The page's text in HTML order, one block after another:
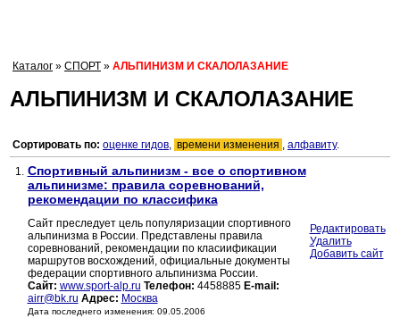
Каталог » СПОРТ » АЛЬПИНИЗМ И СКАЛОЛАЗАНИЕ
АЛЬПИНИЗМ И СКАЛОЛАЗАНИЕ
Сортировать по: оценке гидов, времени изменения , алфавиту.
1. Спортивный альпинизм - все о спортивном
альпинизме: правила соревнований,
рекомендации по классифика
Сайт преследует цель популяризации спортивного
альпинизма в России. Представлены правила
соревнований, рекомендации по класиификации
маршрутов восхождений, официальные документы
федерации спортивного альпинизма России.
Сайт: www.sport-alp.ru Телефон: 4458885 E-mail:
airr@bk.ru Адрес: Москва
Дата последнего изменения: 09.05.2006
Редактировать
Удалить
Добавить сайт